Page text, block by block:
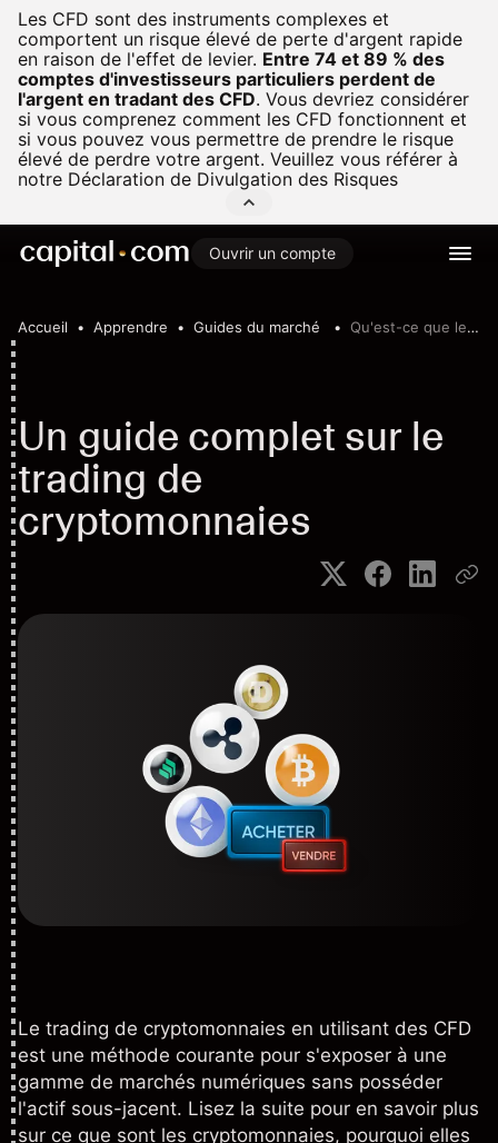
Les CFD sont des instruments complexes et
comportent un risque élevé de perte d'argent rapide
en raison de l'effet de levier. Entre 74 et 89 % des
comptes d'investisseurs particuliers perdent de
l'argent en tradant des CFD. Vous devriez considérer
si vous comprenez comment les CFD fonctionnent et
si vous pouvez vous permettre de prendre le risque
élevé de perdre votre argent. Veuillez vous référer à
notre Déclaration de Divulgation des Risques
Ouvrir un compte
Accueil Apprendre Guides du marché Qu'est-ce que le trading de cryptomonnaies ?
Un guide complet sur le
trading de
cryptomonnaies
Le trading de cryptomonnaies en utilisant des CFD
est une méthode courante pour s'exposer à une
gamme de marchés numériques sans posséder
l'actif sous-jacent. Lisez la suite pour en savoir plus
sur ce que sont les cryptomonnaies, pourquoi elles